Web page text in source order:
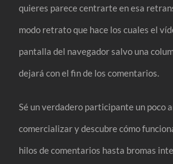
quieres parece centrarte en esa
modo retrato que hace los cuales el
pantalla del navegador salvo una
dejará con el fin de los comentarios.
Sé un verdadero participante un poco
comercializar y descubre cómo
hilos de comentarios hasta bromas